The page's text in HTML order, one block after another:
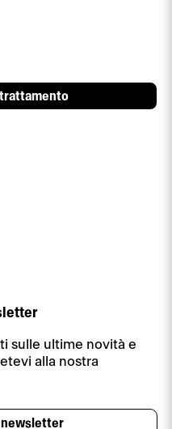
sulle ultime novità e
alla nostra
newsletter